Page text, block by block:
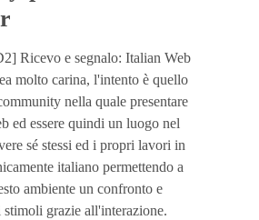
Ricevo e segnalo: Italian Web
molto carina, l'intento è quello
nella quale presentare
ed essere quindi un luogo nel
sé stessi ed i propri lavori in
italiano permettendo a
ambiente un confronto e
grazie all'interazione.